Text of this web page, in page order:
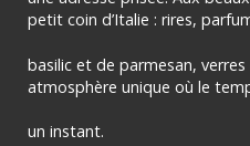
petit coin d’Italie : rires,
basilic et de parmesan,
atmosphère unique où le
un instant.